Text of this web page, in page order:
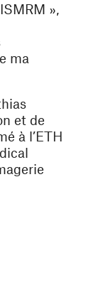
»,
ma
et de
à l’ETH